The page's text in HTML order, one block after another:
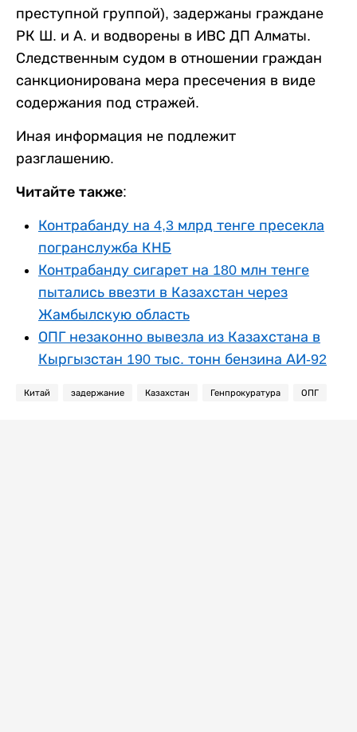
преступной группой), задержаны граждане
РК Ш. и А. и водворены в ИВС ДП Алматы.
Следственным судом в отношении граждан
санкционирована мера пресечения в виде
содержания под стражей.
Иная информация не подлежит
разглашению.
Читайте также:
Контрабанду на 4,3 млрд тенге пресекла
погранслужба КНБ
Контрабанду сигарет на 180 млн тенге
пытались ввезти в Казахстан через
Жамбылскую область
ОПГ незаконно вывезла из Казахстана в
Кыргызстан 190 тыс. тонн бензина АИ-92
Китай задержание Казахстан Генпрокуратура ОПГ